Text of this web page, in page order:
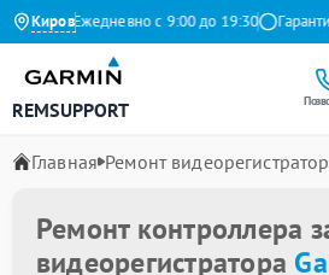
КировЕжедневно с 9:00 до 19:30 Гарантия
REMSUPPORT
Главная Ремонт
Ремонт контроллера
видеорегистратора